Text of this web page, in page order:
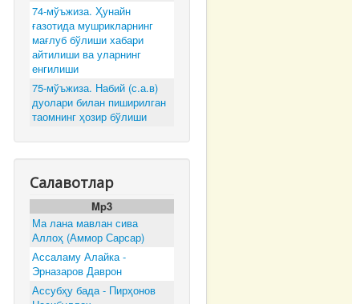
74-мўъжиза. Ҳунайн
ғазотида мушрикларнинг
мағлуб бўлиши хабари
айтилиши ва уларнинг
енгилиши
75-мўъжиза. Набий (с.а.в)
дуолари билан пиширилган
таомнинг ҳозир бўлиши
Салавотлар
Mp3
Ма лана мавлан сива
Аллоҳ (Аммор Сарсар)
Ассаламу Алайка -
Эрназаров Даврон
Ассубҳу бада - Пирҳонов